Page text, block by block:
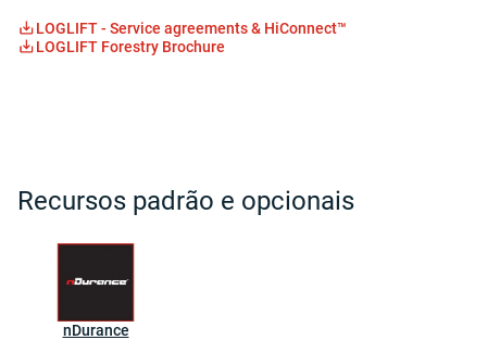
LOGLIFT - Service agreements & HiConnect™
LOGLIFT Forestry Brochure
Recursos padrão e opcionais
nDurance